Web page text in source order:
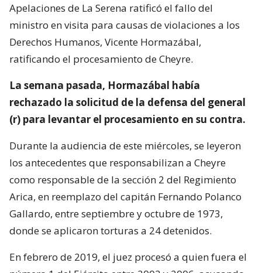
Apelaciones de La Serena ratificó el fallo del
ministro en visita para causas de violaciones a los
Derechos Humanos, Vicente Hormazábal,
ratificando el procesamiento de Cheyre.
La semana pasada, Hormazábal había
rechazado la solicitud de la defensa del general
(r) para levantar el procesamiento en su contra.
Durante la audiencia de este miércoles, se leyeron
los antecedentes que responsabilizan a Cheyre
como responsable de la sección 2 del Regimiento
Arica, en reemplazo del capitán Fernando Polanco
Gallardo, entre septiembre y octubre de 1973,
donde se aplicaron torturas a 24 detenidos.
En febrero de 2019, el juez procesó a quien fuera el